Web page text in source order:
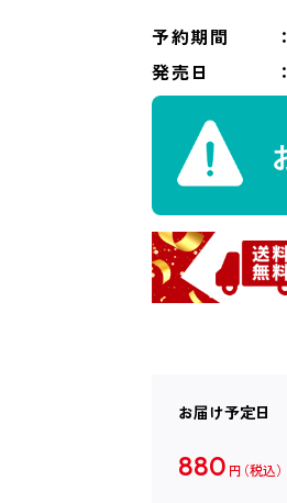
予約期間
発売日
お届け予定日
880 円